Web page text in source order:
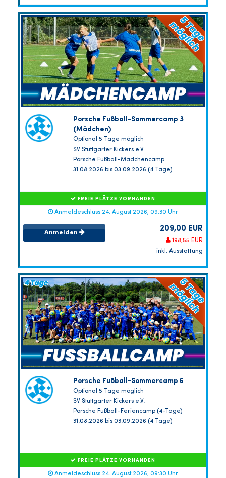
Porsche Fußball-Sommercamp 3
(Mädchen)
Optional 5 Tage möglich
SV Stuttgarter Kickers e.V.
Porsche Fußball-Mädchencamp
31.08.2026 bis 03.09.2026 (4 Tage)
FREIE PLÄTZE VORHANDEN
Anmeldeschluss 24. August 2026, 09:30 Uhr
Anmelden 209,00 EUR
198,55 EUR
inkl. Ausstattung
Porsche Fußball-Sommercamp 6
Optional 5 Tage möglich
SV Stuttgarter Kickers e.V.
Porsche Fußball-Feriencamp (4-Tage)
31.08.2026 bis 03.09.2026 (4 Tage)
FREIE PLÄTZE VORHANDEN
Anmeldeschluss 24. August 2026, 09:30 Uhr